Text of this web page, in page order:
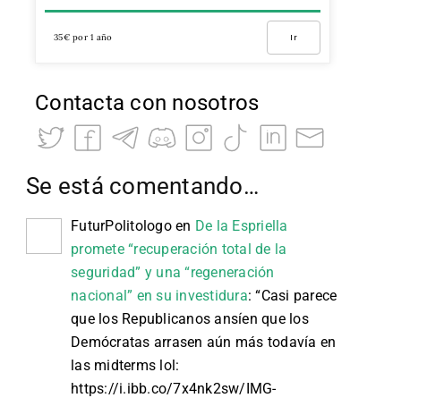
35€ por 1 año Ir
Contacta con nosotros
Se está comentando…
FuturPolitologoen De la Espriella
promete “recuperación total de la
seguridad” y una “regeneración
nacional” en su investidura: “Casi parece
que los Republicanos ansíen que los
Demócratas arrasen aún más todavía en
las midterms lol:
https://i.ibb.co/7x4nk2sw/IMG-